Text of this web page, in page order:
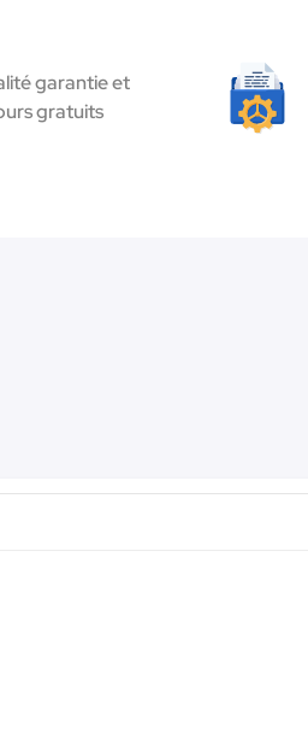
garantie et
gratuits